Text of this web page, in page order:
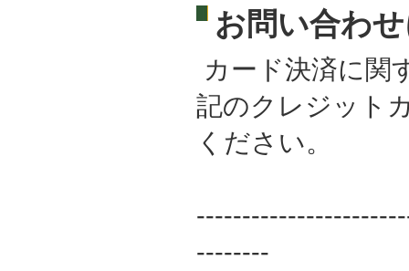
お問い合わ
カード決済に関
記のクレジット
ください。
--------